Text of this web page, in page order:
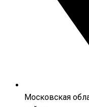
Московская